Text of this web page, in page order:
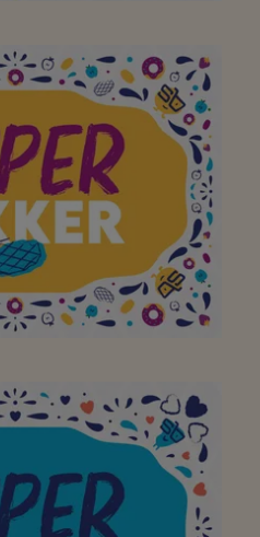
winkel!
supermarkt
Leuk
bij jullie.